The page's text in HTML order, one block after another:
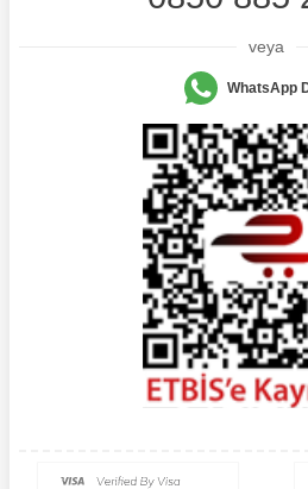
veya
WhatsApp